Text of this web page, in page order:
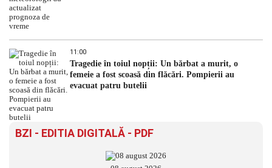
11:00
Tragedie în toiul nopții: Un bărbat a murit, o
femeie a fost scoasă din flăcări. Pompierii au
evacuat patru butelii
BZI - EDITIA DIGITALĂ - PDF